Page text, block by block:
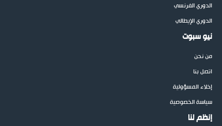
الدوري الفرنسي
الدوري الإيطالي
نيو سبوت
من نحن
اتصل بنا
إخلاء المسؤولية
سياسة الخصوصية
إنظم لنا